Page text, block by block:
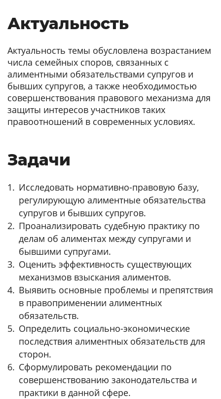
Актуальность
Актуальность темы обусловлена возрастанием
числа семейных споров, связанных с
алиментными обязательствами супругов и
бывших супругов, а также необходимостью
совершенствования правового механизма для
защиты интересов участников таких
правоотношений в современных условиях.
Задачи
Исследовать нормативно-правовую базу,
регулирующую алиментные обязательства
супругов и бывших супругов.
Проанализировать судебную практику по
делам об алиментах между супругами и
бывшими супругами.
Оценить эффективность существующих
механизмов взыскания алиментов.
Выявить основные проблемы и препятствия
в правоприменении алиментных
обязательств.
Определить социально-экономические
последствия алиментных обязательств для
сторон.
Сформулировать рекомендации по
совершенствованию законодательства и
практики в данной сфере.